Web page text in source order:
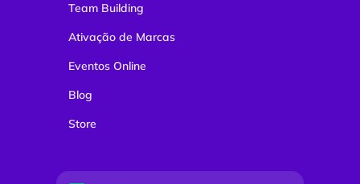
Team Building
Ativação de Marcas
Eventos Online
Blog
Store